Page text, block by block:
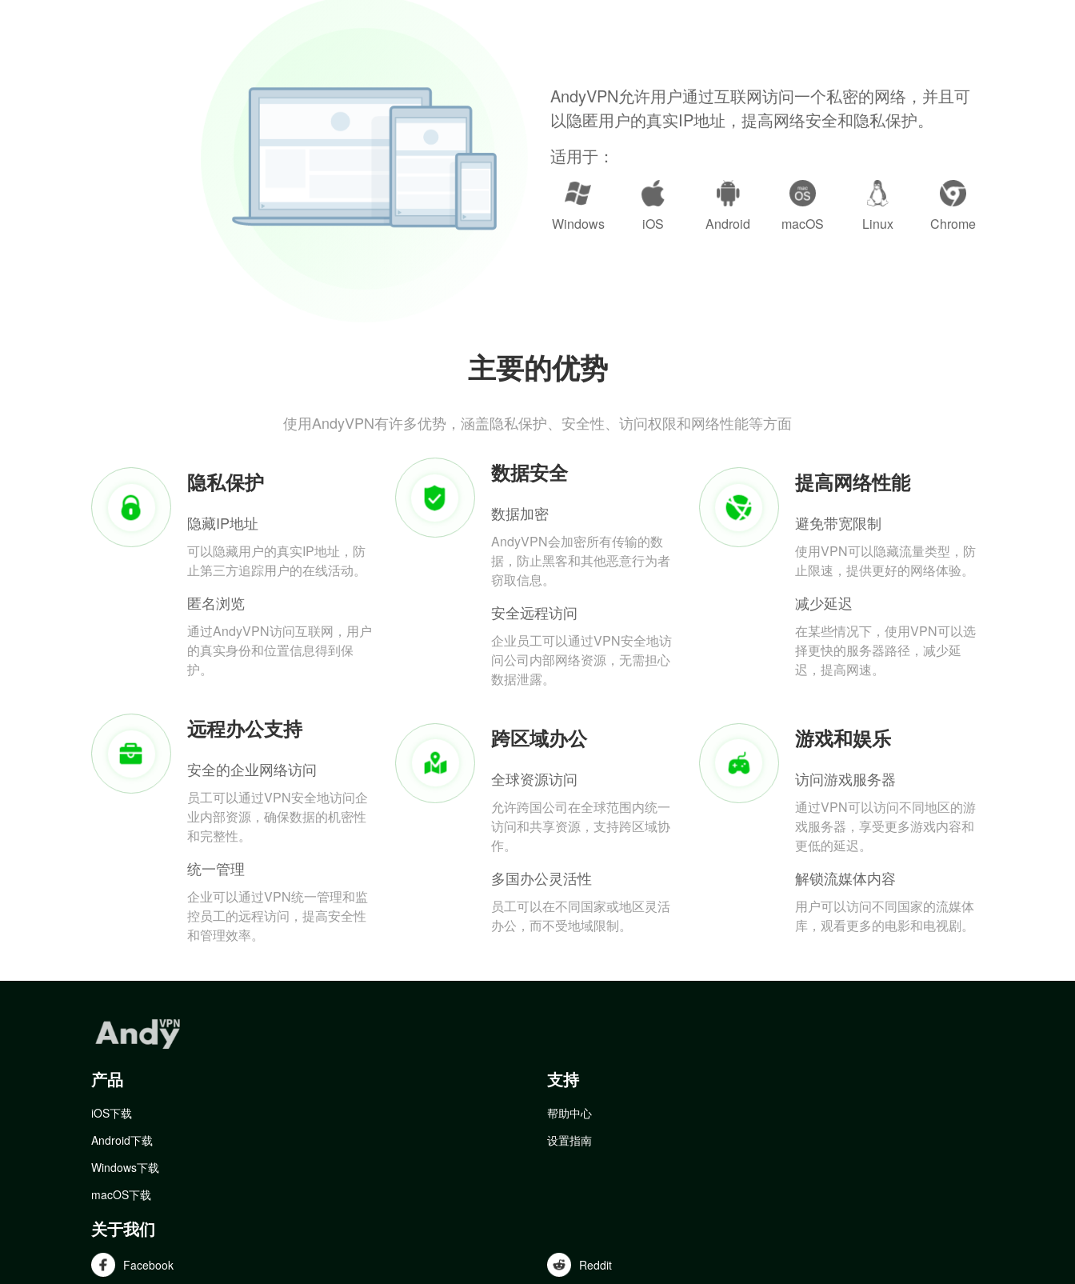
AndyVPN允许用户通过互联网访问一个私密的网络，并且可
以隐匿用户的真实IP地址，提高网络安全和隐私保护。
适用于：
Windows iOS Android macOS Linux Chrome
主要的优势
使用AndyVPN有许多优势，涵盖隐私保护、安全性、访问权限和网络性能等方面
隐私保护
隐藏IP地址
可以隐藏用户的真实IP地址，防
止第三方追踪用户的在线活动。
匿名浏览
通过AndyVPN访问互联网，用户
的真实身份和位置信息得到保
护。
数据安全
数据加密
AndyVPN会加密所有传输的数
据，防止黑客和其他恶意行为者
窃取信息。
安全远程访问
企业员工可以通过VPN安全地访
问公司内部网络资源，无需担心
数据泄露。
提高网络性能
避免带宽限制
使用VPN可以隐藏流量类型，防
止限速，提供更好的网络体验。
减少延迟
在某些情况下，使用VPN可以选
择更快的服务器路径，减少延
迟，提高网速。
远程办公支持
安全的企业网络访问
员工可以通过VPN安全地访问企
业内部资源，确保数据的机密性
和完整性。
统一管理
企业可以通过VPN统一管理和监
控员工的远程访问，提高安全性
和管理效率。
跨区域办公
全球资源访问
允许跨国公司在全球范围内统一
访问和共享资源，支持跨区域协
作。
多国办公灵活性
员工可以在不同国家或地区灵活
办公，而不受地域限制。
游戏和娱乐
访问游戏服务器
通过VPN可以访问不同地区的游
戏服务器，享受更多游戏内容和
更低的延迟。
解锁流媒体内容
用户可以访问不同国家的流媒体
库，观看更多的电影和电视剧。
产品
iOS下载
Android下载
Windows下载
macOS下载
支持
帮助中心
设置指南
关于我们
Facebook Reddit